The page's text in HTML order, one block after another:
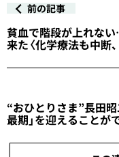
前の記事
貧血で階段が上れな
来た〈化学療法も中断
“おひとりさま”長田
最期」を迎えることが